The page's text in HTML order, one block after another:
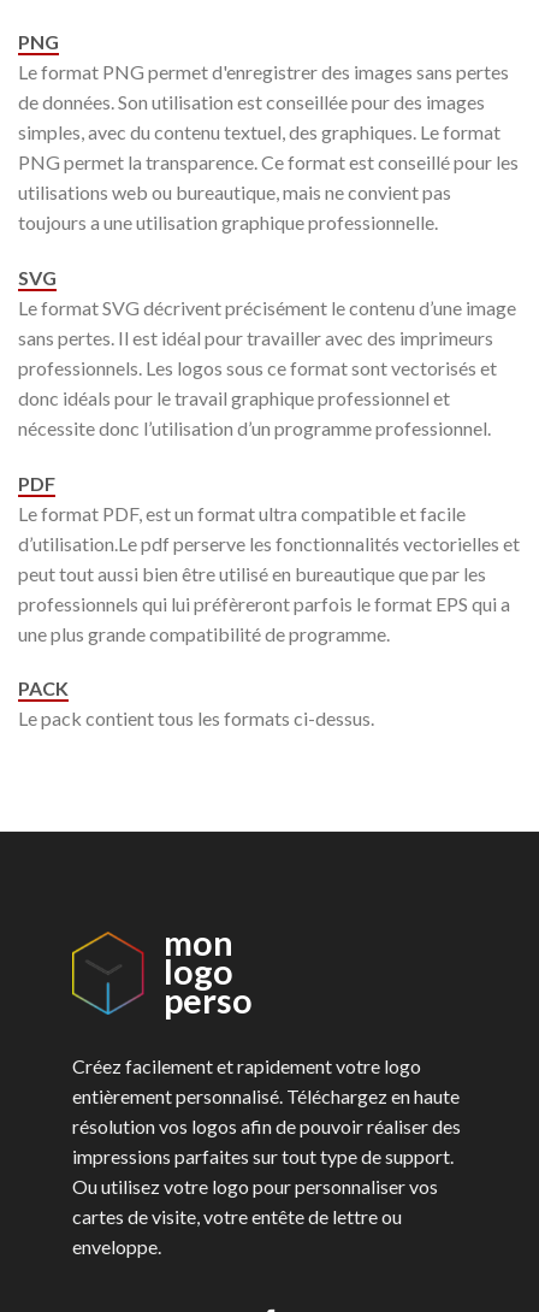
PNG
Le format PNG permet d'enregistrer des images sans pertes
de données. Son utilisation est conseillée pour des images
simples, avec du contenu textuel, des graphiques. Le format
PNG permet la transparence. Ce format est conseillé pour les
utilisations web ou bureautique, mais ne convient pas
toujours a une utilisation graphique professionnelle.
SVG
Le format SVG décrivent précisément le contenu d’une image
sans pertes. Il est idéal pour travailler avec des imprimeurs
professionnels. Les logos sous ce format sont vectorisés et
donc idéals pour le travail graphique professionnel et
nécessite donc l’utilisation d’un programme professionnel.
PDF
Le format PDF, est un format ultra compatible et facile
d’utilisation.Le pdf perserve les fonctionnalités vectorielles et
peut tout aussi bien être utilisé en bureautique que par les
professionnels qui lui préfèreront parfois le format EPS qui a
une plus grande compatibilité de programme.
PACK
Le pack contient tous les formats ci-dessus.
mon
logo
perso
Créez facilement et rapidement votre logo
entièrement personnalisé. Téléchargez en haute
résolution vos logos afin de pouvoir réaliser des
impressions parfaites sur tout type de support.
Ou utilisez votre logo pour personnaliser vos
cartes de visite, votre entête de lettre ou
enveloppe.